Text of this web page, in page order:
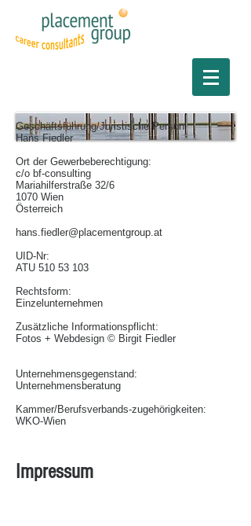
Geschäftsführung/Juristische Person:
Hans Fiedler
Ort der Gewerbeberechtigung:
c/o bf-consulting
Mariahilferstraße 32/6
1070 Wien
Österreich
hans.fiedler@placementgroup.at
UID-Nr:
ATU 510 53 103
Rechtsform:
Einzelunternehmen
Zusätzliche Informationspflicht:
Fotos + Webdesign © Birgit Fiedler
Unternehmensgegenstand:
Unternehmensberatung
Kammer/Berufsverbands-zugehörigkeiten:
WKO-Wien
Impressum